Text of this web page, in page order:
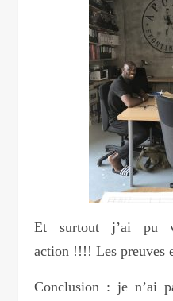
Et surtout j’ai pu
action !!!! Les preuves
Conclusion : je n’ai